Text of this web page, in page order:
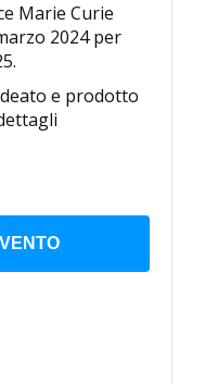
Marie Curie
2024 per
e prodotto